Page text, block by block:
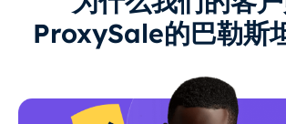
ProxySale的巴勒斯